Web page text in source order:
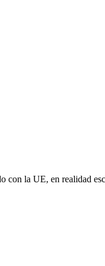
con la UE, en realidad